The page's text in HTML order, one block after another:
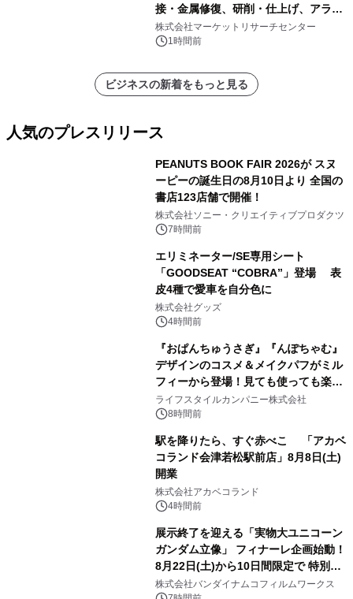
接・金属修復、研削・仕上げ、アライ
メント、その他）・分析レポートを発
表
株式会社マーケットリサーチセンター
1時間前
ビジネスの新着をもっと見る
人気のプレスリリース
PEANUTS BOOK FAIR 2026が スヌ
ーピーの誕生日の8月10日より 全国の
書店123店舗で開催！
株式会社ソニー・クリエイティブプロダクツ
7時間前
エリミネーター/SE専用シート
「GOODSEAT “COBRA”」登場 表
皮4種で愛車を自分色に
株式会社グッズ
4時間前
『おぱんちゅうさぎ』『んぽちゃむ』
デザインのコスメ＆メイクパフがミル
フィーから登場！見ても使っても楽し
い、ポップでキュートなコレクショ
ン。
ライフスタイルカンパニー株式会社
8時間前
駅を降りたら、すぐ赤べこ 「アカベ
コランド会津若松駅前店」8月8日(土)
開業
株式会社アカベコランド
4時間前
展示終了を迎える「実物大ユニコーン
ガンダム立像」 フィナーレ企画始動！
8月22日(土)から10日間限定で 特別映
像『UNICORN GUNDAM Statue ―
株式会社バンダイナムコフィルムワークス